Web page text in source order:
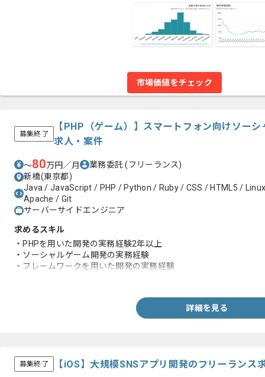
市場価値をチェック
募集終了
【PHP（ゲーム）】スマートフォン向けソー
求人・案件
〜80万円／月 業務委託(フリーランス)
新橋(東京都)
Java / JavaScript / PHP / Python / Ruby / CSS / HTML5 /
Apache / Git
サーバーサイドエンジニア
求めるスキル
・PHPを用いた開発の実務経験2年以上
・ソーシャルゲーム開発の実務経験
・フレームワークを用いた開発の実務経験
詳細を見る
募集終了 【iOS】大規模SNSアプリ開発のフリーランス